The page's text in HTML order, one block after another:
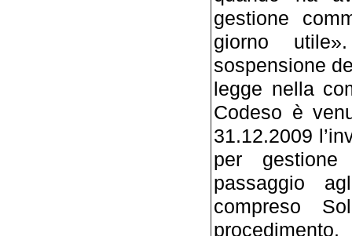
gestione
giorno
sospensione
legge nella
Codeso è
31.12.2009
per
passaggio
compreso